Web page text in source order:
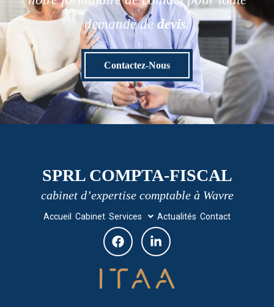
demande de devis.
Contactez-Nous
SPRL COMPTA-FISCAL
cabinet d’expertise comptable à Wavre
Accueil Cabinet Services Actualités Contact